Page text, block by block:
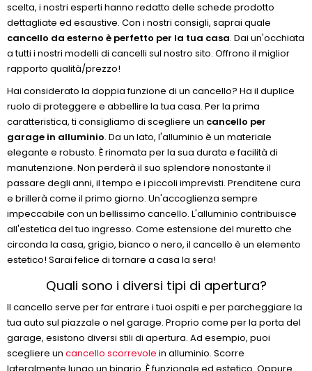
scelta, i nostri esperti hanno redatto delle schede prodotto
dettagliate ed esaustive. Con i nostri consigli, saprai quale
cancello da esterno è perfetto per la tua casa. Dai un'occhiata
a tutti i nostri modelli di cancelli sul nostro sito. Offrono il miglior
rapporto qualità/prezzo!
Hai considerato la doppia funzione di un cancello? Ha il duplice
ruolo di proteggere e abbellire la tua casa. Per la prima
caratteristica, ti consigliamo di scegliere un cancello per
garage in alluminio. Da un lato, l'alluminio è un materiale
elegante e robusto. È rinomata per la sua durata e facilità di
manutenzione. Non perderà il suo splendore nonostante il
passare degli anni, il tempo e i piccoli imprevisti. Prenditene cura
e brillerà come il primo giorno. Un'accoglienza sempre
impeccabile con un bellissimo cancello. L'alluminio contribuisce
all'estetica del tuo ingresso. Come estensione del muretto che
circonda la casa, grigio, bianco o nero, il cancello è un elemento
estetico! Sarai felice di tornare a casa la sera!
Quali sono i diversi tipi di apertura?
Il cancello serve per far entrare i tuoi ospiti e per parcheggiare la
tua auto sul piazzale o nel garage. Proprio come per la porta del
garage, esistono diversi stili di apertura. Ad esempio, puoi
scegliere un cancello scorrevole in alluminio. Scorre